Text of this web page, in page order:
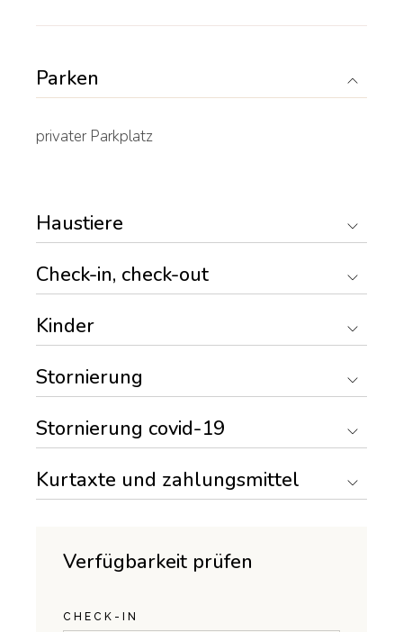
Parken
privater Parkplatz
Haustiere
Check-in, check-out
Kinder
Stornierung
Stornierung covid-19
Kurtaxte und zahlungsmittel
Verfügbarkeit prüfen
CHECK-IN